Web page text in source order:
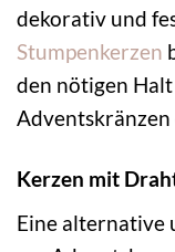
dekorativ und
Stumpenkerzen
den nötigen
Kerzen mit
Eine alternative